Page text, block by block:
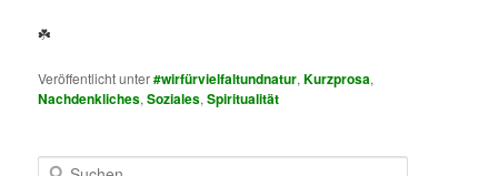
☘️
Veröffentlicht unter#wirfürvielfaltundnatur,Kurzprosa,
Nachdenkliches,Soziales,Spiritualität